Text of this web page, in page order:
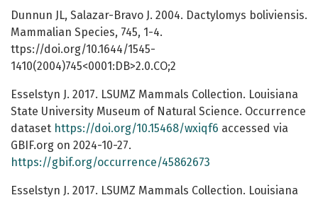
Dunnun JL, Salazar-Bravo J. 2004. Dactylomys boliviensis.
Mammalian Species, 745, 1-4.
ttps://doi.org/10.1644/1545-
1410(2004)745<0001:DB>2.0.CO;2
Esselstyn J. 2017. LSUMZ Mammals Collection. Louisiana
State University Museum of Natural Science. Occurrence
dataset https://doi.org/10.15468/wxiqf6 accessed via
GBIF.org on 2024-10-27.
https://gbif.org/occurrence/45862673
Esselstyn J. 2017. LSUMZ Mammals Collection. Louisiana